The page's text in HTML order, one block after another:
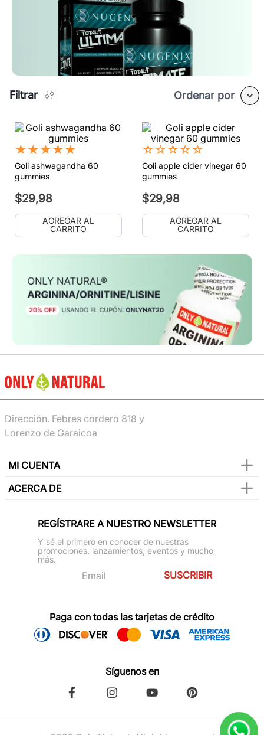
Filtrar Ordenar por
★★★★★
Goli ashwagandha 60
gummies
$29,98
AGREGAR AL
CARRITO
☆☆☆☆☆
Goli apple cider vinegar 60
gummies
$29,98
AGREGAR AL
CARRITO
Dirección. Febres cordero 818 y
Lorenzo de Garaicoa
MI CUENTA
ACERCA DE
REGÍSTRARE A NUESTRO NEWSLETTER
Y sé el primero en conocer de nuestras
promociones, lanzamientos, eventos y mucho
más.
SUSCRIBIR
Paga con todas las tarjetas de crédito
Síguenos en